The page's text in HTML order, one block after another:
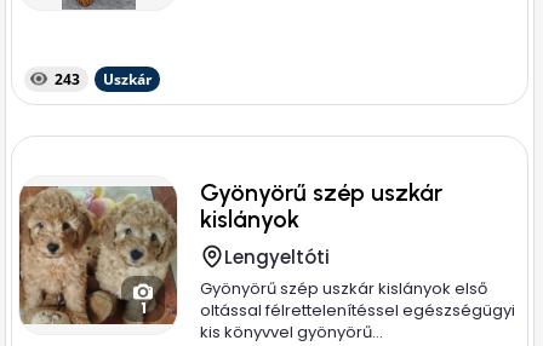
243 Uszkár
1
Gyönyörű szép uszkár
kislányok
Lengyeltóti
Gyönyörű szép uszkár kislányok első
oltással félrettelenítéssel egészségügyi
kis könyvvel gyönyörű...